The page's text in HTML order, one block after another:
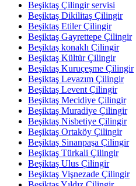
Beşiktaş Çilingir servisi
Beşiktaş Dikilitaş Çilingir
Beşiktaş Etiler Çilingir
Beşiktaş Gayrettepe Çilingir
Beşiktaş konaklı Çilingir
Beşiktaş Kültür Çilingir
Beşiktaş Kuruçeşme Çilingir
Beşiktaş Levazım Çilingir
Beşiktaş Levent Çilingir
Beşiktaş Mecidiye Çilingir
Beşiktaş Muradiye Çilingir
Beşiktaş Nisbetiye Çilingir
Beşiktaş Ortaköy Çilingir
Beşiktaş Sinanpaşa Çilingir
Beşiktaş Türkali Çilingir
Beşiktaş Ulus Çilingir
Beşiktaş Vişnezade Çilingir